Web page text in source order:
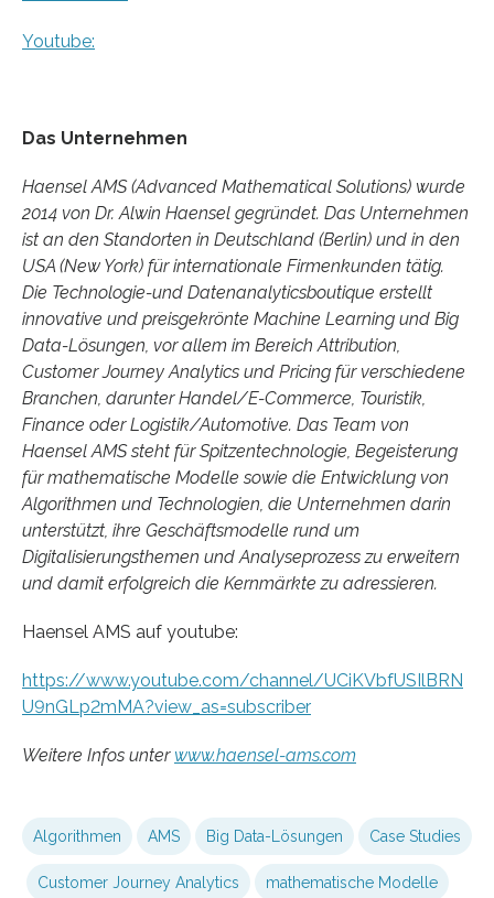
Youtube:
Das Unternehmen
Haensel AMS (Advanced Mathematical Solutions) wurde
2014 von Dr. Alwin Haensel gegründet. Das Unternehmen
ist an den Standorten in Deutschland (Berlin) und in den
USA (New York) für internationale Firmenkunden tätig.
Die Technologie-und Datenanalyticsboutique erstellt
innovative und preisgekrönte Machine Learning und Big
Data-Lösungen, vor allem im Bereich Attribution,
Customer Journey Analytics und Pricing für verschiedene
Branchen, darunter Handel/E-Commerce, Touristik,
Finance oder Logistik/Automotive. Das Team von
Haensel AMS steht für Spitzentechnologie, Begeisterung
für mathematische Modelle sowie die Entwicklung von
Algorithmen und Technologien, die Unternehmen darin
unterstützt, ihre Geschäftsmodelle rund um
Digitalisierungsthemen und Analyseprozess zu erweitern
und damit erfolgreich die Kernmärkte zu adressieren.
Haensel AMS auf youtube:
https://www.youtube.com/channel/UCiKVbfUSIlBRN
U9nGLp2mMA?view_as=subscriber
Weitere Infos unter www.haensel-ams.com
Algorithmen AMS Big Data-Lösungen Case Studies
Customer Journey Analytics mathematische Modelle